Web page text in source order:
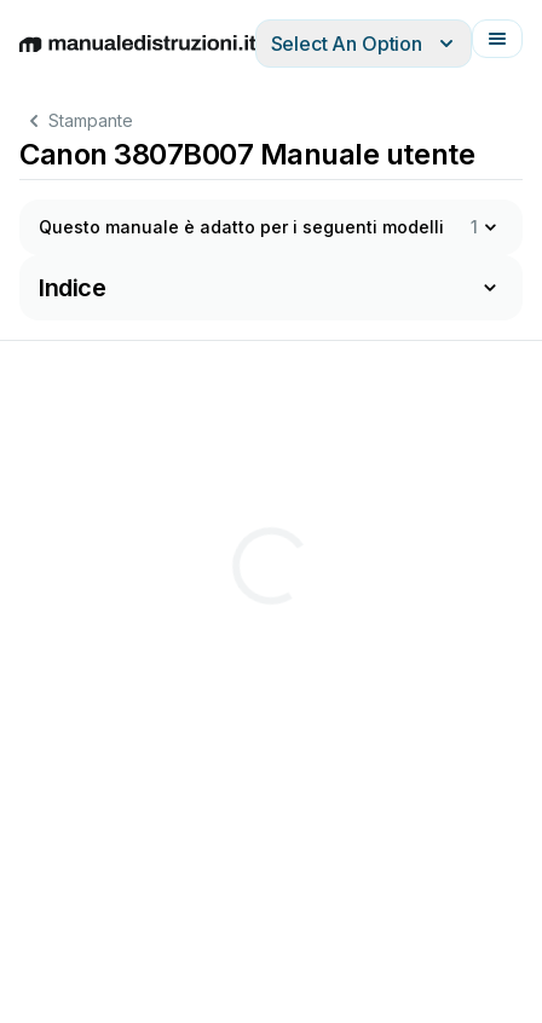
EnglishDeutschEspañolItalianoFrançais
Select An Option
Stampante
Canon 3807B007 Manuale utente
Questo manuale è adatto per i seguenti modelli 1
Indice